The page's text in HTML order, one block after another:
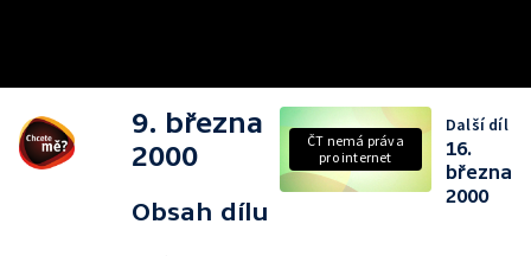
9. března
2000
Obsah dílu
ČT nemá práva
pro internet
Další díl
16.
března
2000